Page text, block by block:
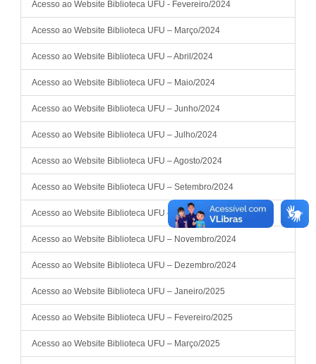
Acesso ao Website Biblioteca UFU - Fevereiro/2024
Acesso ao Website Biblioteca UFU – Março/2024
Acesso ao Website Biblioteca UFU – Abril/2024
Acesso ao Website Biblioteca UFU – Maio/2024
Acesso ao Website Biblioteca UFU – Junho/2024
Acesso ao Website Biblioteca UFU – Julho/2024
Acesso ao Website Biblioteca UFU – Agosto/2024
Acesso ao Website Biblioteca UFU – Setembro/2024
Acesso ao Website Biblioteca UFU – Outubro/2024
Acesso ao Website Biblioteca UFU – Novembro/2024
Acesso ao Website Biblioteca UFU – Dezembro/2024
Acesso ao Website Biblioteca UFU – Janeiro/2025
Acesso ao Website Biblioteca UFU – Fevereiro/2025
Acesso ao Website Biblioteca UFU – Março/2025